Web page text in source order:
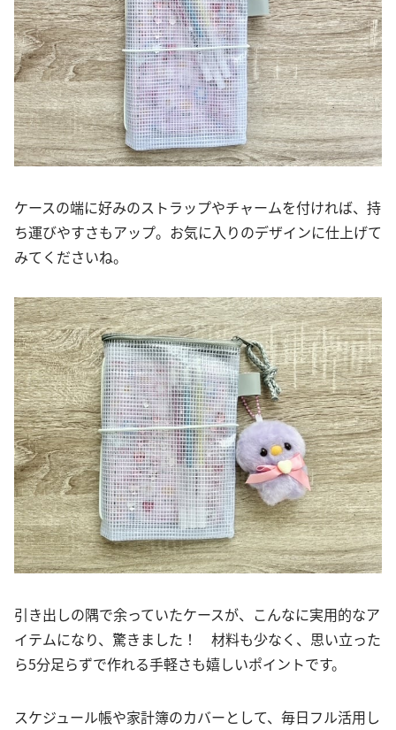
ケースの端に好みのストラップやチャームを付ければ、持
ち運びやすさもアップ。お気に入りのデザインに仕上げて
みてくださいね。
引き出しの隅で余っていたケースが、こんなに実用的なア
イテムになり、驚きました！ 材料も少なく、思い立った
ら5分足らずで作れる手軽さも嬉しいポイントです。
スケジュール帳や家計簿のカバーとして、毎日フル活用し